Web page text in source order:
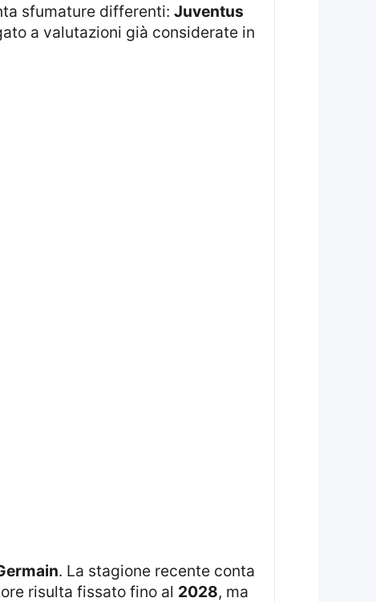
sfumature differenti: Juventus
a valutazioni già considerate in
. La stagione recente conta
risulta fissato fino al 2028, ma